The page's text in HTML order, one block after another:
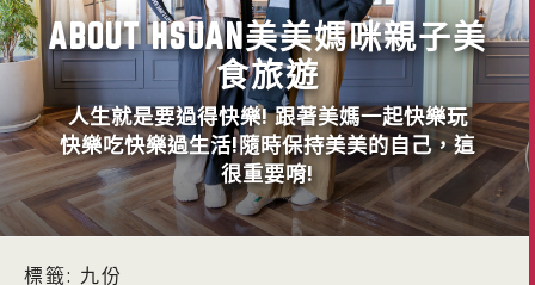
ABOUT HSUAN美美媽咪親子美
食旅遊
人生就是要過得快樂! 跟著美媽一起快樂玩
快樂吃快樂過生活!隨時保持美美的自己，這
很重要唷!
標籤: 九份